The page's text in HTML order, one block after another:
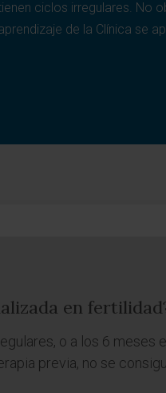
ciclos irregulares. No
de la Clínica se
en
o a los 6 meses
previa, no se